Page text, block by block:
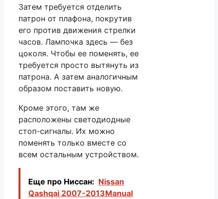
Затем требуется отделить
патрон от плафона, покрутив
его против движения стрелки
часов. Лампочка здесь — без
цоколя. Чтобы ее поменять, ее
требуется просто вытянуть из
патрона. А затем аналогичным
образом поставить новую.
Кроме этого, там же
расположены светодиодные
стоп-сигналы. Их можно
поменять только вместе со
всем остальным устройством.
Еще про Ниссан: Nissan
Qashqai 2007-2013Manual